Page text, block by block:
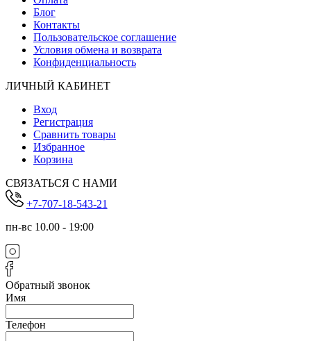
Блог
Контакты
Пользовательское соглашение
Условия обмена и возврата
Конфиденциальность
ЛИЧНЫЙ КАБИНЕТ
Вход
Регистрация
Сравнить товары
Избранное
Корзина
СВЯЗАТЬСЯ С НАМИ
+7-707-18-543-21
пн-вс 10.00 - 19:00
Обратный звонок
Имя
Телефон